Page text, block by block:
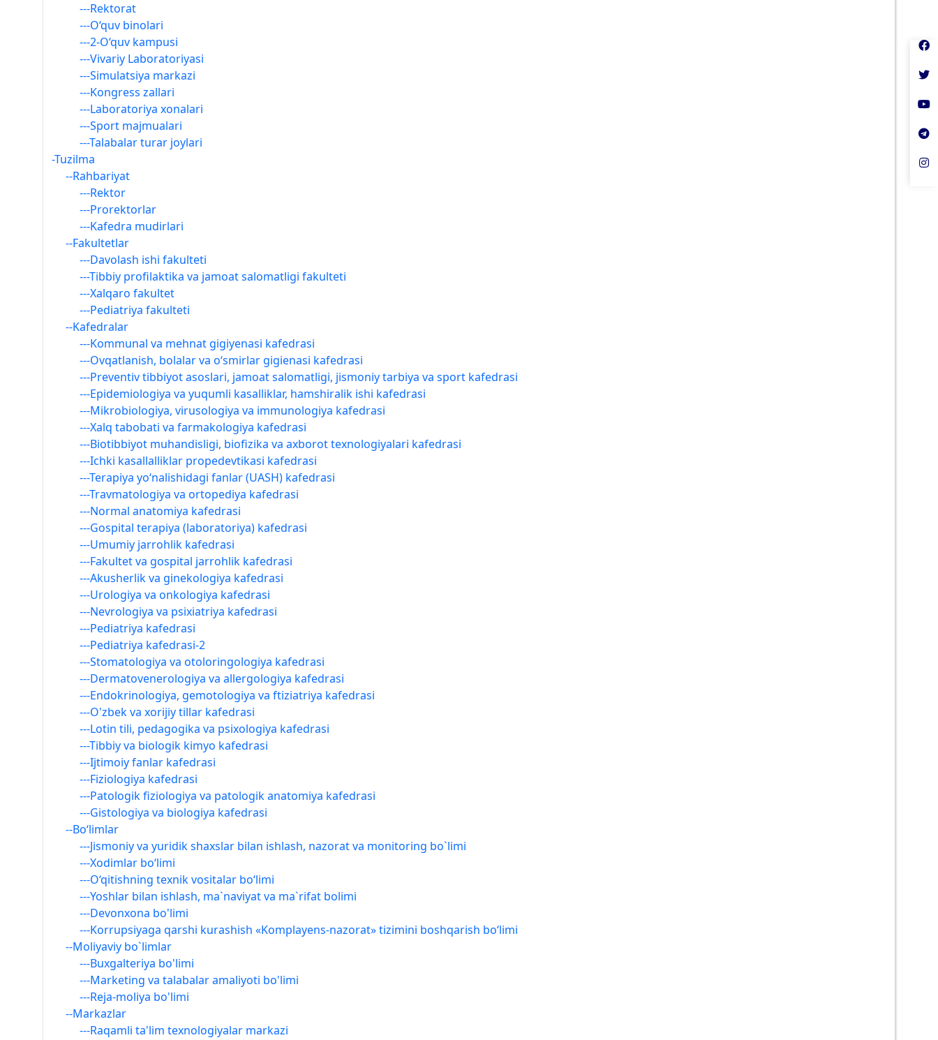
---Rektorat
---O‘quv binolari
---2-O‘quv kampusi
---Vivariy Laboratoriyasi
---Simulatsiya markazi
---Kongress zallari
---Laboratoriya xonalari
---Sport majmualari
---Talabalar turar joylari
-Tuzilma
--Rahbariyat
---Rektor
---Prorektorlar
---Kafedra mudirlari
--Fakultetlar
---Davolash ishi fakulteti
---Tibbiy profilaktika va jamoat salomatligi fakulteti
---Xalqaro fakultet
---Pediatriya fakulteti
--Kafedralar
---Kommunal va mehnat gigiyenasi kafedrasi
---Ovqatlanish, bolalar va o‘smirlar gigienasi kafedrasi
---Preventiv tibbiyot asoslari, jamoat salomatligi, jismoniy tarbiya va sport kafedrasi
---Epidemiologiya va yuqumli kasalliklar, hamshiralik ishi kafedrasi
---Mikrobiologiya, virusologiya va immunologiya kafedrasi
---Xalq tabobati va farmakologiya kafedrasi
---Biotibbiyot muhandisligi, biofizika va axborot texnologiyalari kafedrasi
---Ichki kasallalliklar propedevtikasi kafedrasi
---Terapiya yo‘nalishidagi fanlar (UASH) kafedrasi
---Travmatologiya va ortopediya kafedrasi
---Normal anatomiya kafedrasi
---Gospital terapiya (laboratoriya) kafedrasi
---Umumiy jarrohlik kafedrasi
---Fakultet va gospital jarrohlik kafedrasi
---Akusherlik va ginekologiya kafedrasi
---Urologiya va onkologiya kafedrasi
---Nevrologiya va psixiatriya kafedrasi
---Pediatriya kafedrasi
---Pediatriya kafedrasi-2
---Stomatologiya va otoloringologiya kafedrasi
---Dermatovenerologiya va allergologiya kafedrasi
---Endokrinologiya, gemotologiya va ftiziatriya kafedrasi
---O'zbek va xorijiy tillar kafedrasi
---Lotin tili, pedagogika va psixologiya kafedrasi
---Tibbiy va biologik kimyo kafedrasi
---Ijtimoiy fanlar kafedrasi
---Fiziologiya kafedrasi
---Patologik fiziologiya va patologik anatomiya kafedrasi
---Gistologiya va biologiya kafedrasi
--Bo‘limlar
---Jismoniy va yuridik shaxslar bilan ishlash, nazorat va monitoring bo`limi
---Xodimlar bo‘limi
---O‘qitishning texnik vositalar bo‘limi
---Yoshlar bilan ishlash, ma`naviyat va ma`rifat bolimi
---Devonxona bo'limi
---Korrupsiyaga qarshi kurashish «Komplayens-nazorat» tizimini boshqarish bo‘limi
--Moliyaviy bo`limlar
---Buxgalteriya bo'limi
---Marketing va talabalar amaliyoti bo'limi
---Reja-moliya bo'limi
--Markazlar
---Raqamli ta'lim texnologiyalar markazi